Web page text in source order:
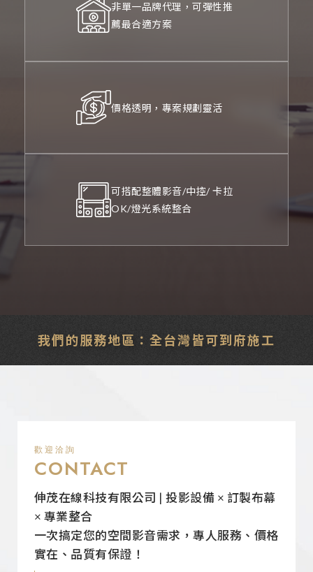
非單一品牌代理，可彈性推
薦最合適方案
價格透明，專案規劃靈活
可搭配整體影音/中控/ 卡拉
OK/燈光系統整合
我們的服務地區：全台灣皆可到府施工
歡迎洽詢
CONTACT
伸茂在線科技有限公司 | 投影設備 × 訂製布幕
× 專業整合
一次搞定您的空間影音需求，專人服務、價格
實在、品質有保證！